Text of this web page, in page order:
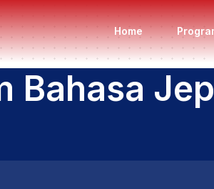
Home
Bahasa